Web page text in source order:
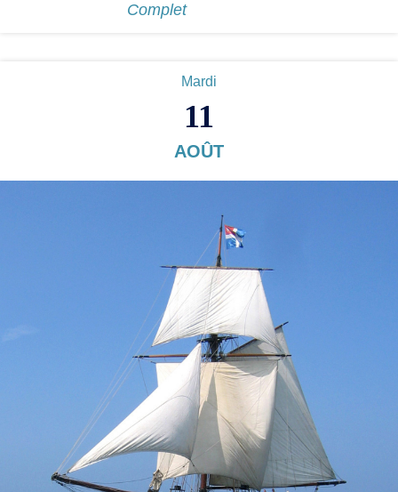
Complet
Mardi
11
AOÛT